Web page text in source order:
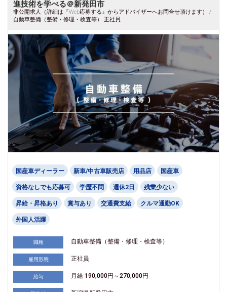
進技術を学べる＠新発田市
非公開求人（詳細は『Web応募する』からアドバイザーへお問合せ頂けます） /
自動車整備（整備・修理・検査等） 正社員
国産車ディーラー 新車/中古車販売店 用品店 国産車
資格なしでも応募可 学歴不問 週休2日 残業少ない
昇給・昇格あり 賞与あり 交通費支給 クルマ通勤OK
外国人活躍
職種 自動車整備（整備・修理・検査等）
雇用形態 正社員
給与 月給 190,000円～270,000円